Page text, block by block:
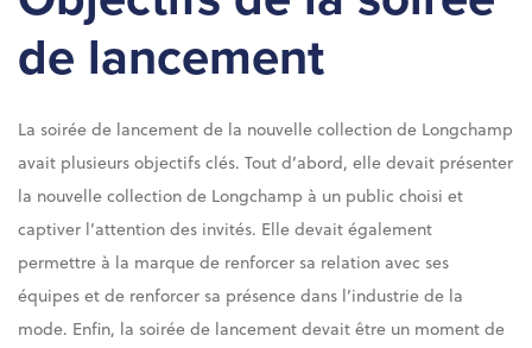
de lancement
La soirée de lancement de la nouvelle collection de Longchamp
avait plusieurs objectifs clés. Tout d’abord, elle devait présenter
la nouvelle collection de Longchamp à un public choisi et
captiver l’attention des invités. Elle devait également
permettre à la marque de renforcer sa relation avec ses
équipes et de renforcer sa présence dans l’industrie de la
mode. Enfin, la soirée de lancement devait être un moment de